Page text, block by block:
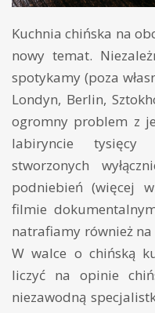
Kuchnia chińska na
nowy temat.
spotykamy (poza
Londyn, Berlin,
ogromny problem z
labiryncie tysięcy
stworzonych
podniebień (więcej
filmie
natrafiamy również
W walce o chińską
liczyć na opinie
niezawodną